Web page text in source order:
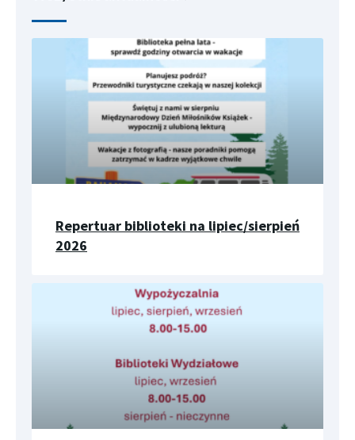
Repertuar biblioteki na lipiec/sierpień
2026